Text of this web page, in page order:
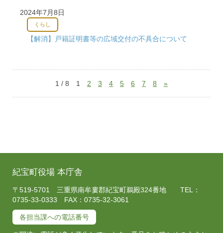
2024年7月8日
くらし
【解消】戸籍証明書等の広域交付の不具合について
1 / 8 1 2 3 4 5 6 7 8 »
紀宝町役場 本庁舎
〒519-5701 三重県南牟婁郡紀宝町鵜殿324番地 TEL：
0735-33-0333 FAX：0735-32-3061
各担当課への電話番号